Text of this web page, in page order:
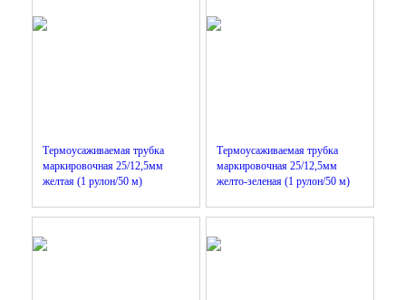
Термоусаживаемая трубка
маркировочная 25/12,5мм
желтая (1 рулон/50 м)
Термоусаживаемая трубка
маркировочная 25/12,5мм
желто-зеленая (1 рулон/50 м)